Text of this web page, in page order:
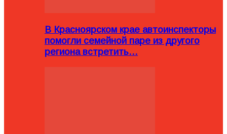
В Красноярском крае автоинспекторы
помогли семейной паре из другого
региона встретить…